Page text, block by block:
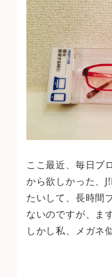
ここ最近、毎日ブ
から欲しかった、
たいして、長時間
ないのですが、ま
しかし私、メガネ